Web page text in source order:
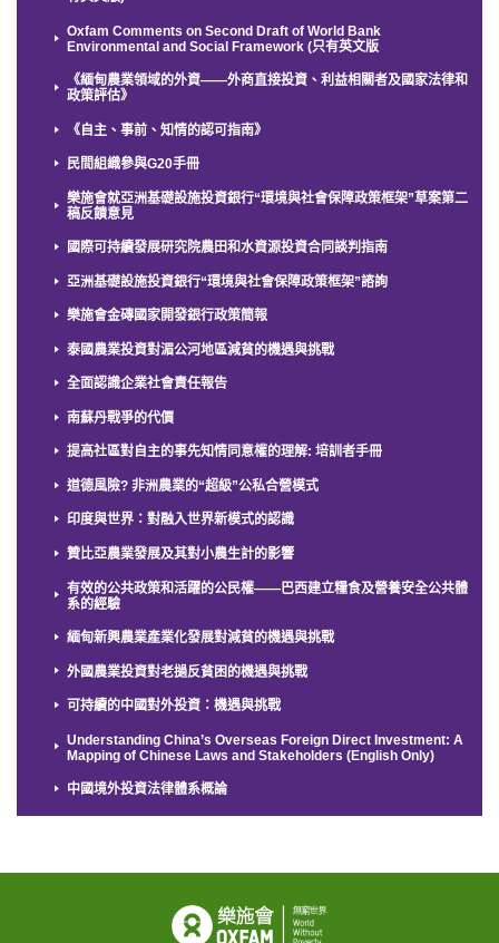
Oxfam Comments on Second Draft of World Bank
Environmental and Social Framework (只有英文版
《緬甸農業領域的外資——外商直接投資、利益相關者及國家法律和
政策評估》
《自主、事前、知情的認可指南》
民間組織參與G20手冊
樂施會就亞洲基礎設施投資銀行“環境與社會保障政策框架”草案第二
稿反饋意見
國際可持續發展研究院農田和水資源投資合同談判指南
亞洲基礎設施投資銀行“環境與社會保障政策框架”諮詢
樂施會金磚國家開發銀行政策簡報
泰國農業投資對湄公河地區減貧的機遇與挑戰
全面認識企業社會責任報告
南蘇丹戰爭的代價
提高社區對自主的事先知情同意權的理解: 培訓者手冊
道德風險? 非洲農業的“超級”公私合營模式
印度與世界：對融入世界新模式的認識
贊比亞農業發展及其對小農生計的影響
有效的公共政策和活躍的公民權——巴西建立糧食及營養安全公共體
系的經驗
緬甸新興農業產業化發展對減貧的機遇與挑戰
外國農業投資對老撾反貧困的機遇與挑戰
可持續的中國對外投資：機遇與挑戰
Understanding China’s Overseas Foreign Direct Investment: A
Mapping of Chinese Laws and Stakeholders (English Only)
中國境外投資法律體系概論